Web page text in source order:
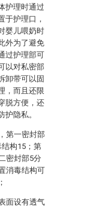
护理时通过
于护理口，
婴儿喂奶时
外为了避免
过护理部可
以对私密部
卸带可以固
，而且还限
脱方便，还
隐私。
第一密封部
构15；第
密封部5分
消毒结构可
面设有透气